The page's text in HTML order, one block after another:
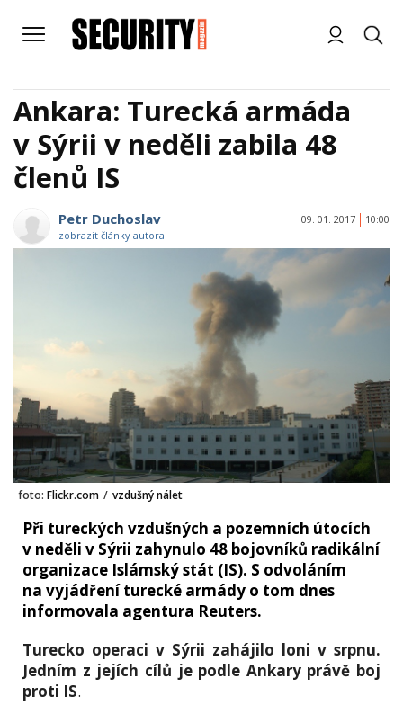
Ankara: Turecká armáda
v Sýrii v neděli zabila 48
členů IS
Petr Duchoslav
zobrazit články autora
09. 01. 2017 10:00
foto: Flickr.com / vzdušný nálet
Při tureckých vzdušných a pozemních útocích
v neděli v Sýrii zahynulo 48 bojovníků radikální
organizace Islámský stát (IS). S odvoláním
na vyjádření turecké armády o tom dnes
informovala agentura Reuters.
Turecko operaci v Sýrii zahájilo loni v srpnu.
Jedním z jejích cílů je podle Ankary právě boj
proti IS.